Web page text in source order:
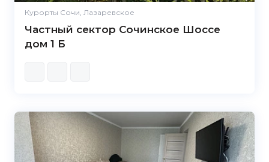
Курорты Сочи, Лазаревское
Частный сектор Сочинское Шоссе
дом 1 Б